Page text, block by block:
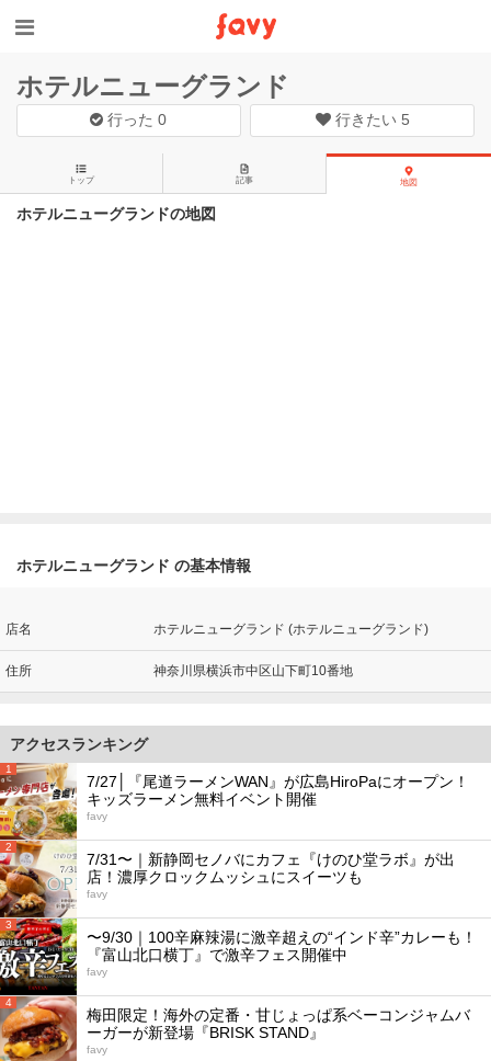
ホテルニューグランド
行った0 行きたい 5
トップ 記事 地図
ホテルニューグランドの地図
ホテルニューグランド の基本情報
店名 ホテルニューグランド (ホテルニューグランド)
住所 神奈川県横浜市中区山下町10番地
アクセスランキング
1
7/27│『尾道ラーメンWAN』が広島HiroPaにオープン！
キッズラーメン無料イベント開催
favy
2
7/31〜｜新静岡セノバにカフェ『けのひ堂ラボ』が出
店！濃厚クロックムッシュにスイーツも
favy
3
〜9/30｜100辛麻辣湯に激辛超えの“インド辛”カレーも！
『富山北口横丁』で激辛フェス開催中
favy
4
梅田限定！海外の定番・甘じょっぱ系ベーコンジャムバ
ーガーが新登場『BRISK STAND』
favy